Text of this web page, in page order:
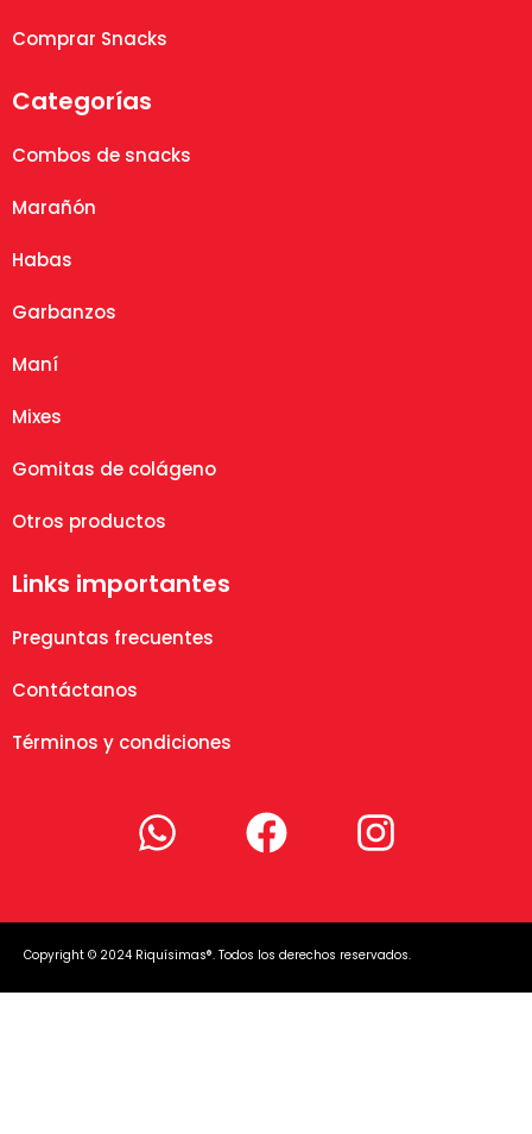
Comprar Snacks
Categorías
Combos de snacks
Marañón
Habas
Garbanzos
Maní
Mixes
Gomitas de colágeno
Otros productos
Links importantes
Preguntas frecuentes
Contáctanos
Términos y condiciones
Copyright © 2024 Riquísimas®. Todos los derechos reservados.